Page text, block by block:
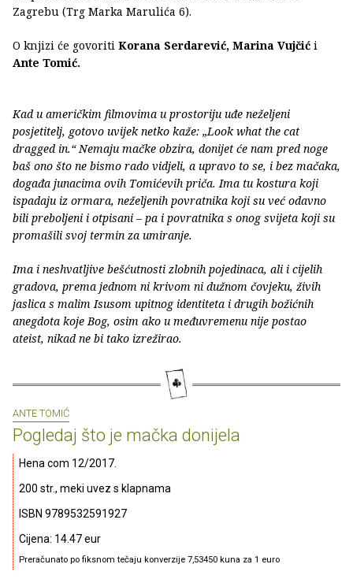
Zagrebu (Trg Marka Marulića 6).
O knjizi će govoriti Korana Serdarević, Marina Vujčić i
Ante Tomić.
Kad u američkim filmovima u prostoriju uđe neželjeni
posjetitelj, gotovo uvijek netko kaže: „Look what the cat
dragged in.“ Nemaju mačke obzira, donijet će nam pred noge
baš ono što ne bismo rado vidjeli, a upravo to se, i bez mačaka,
događa junacima ovih Tomićevih priča. Ima tu kostura koji
ispadaju iz ormara, neželjenih povratnika koji su već odavno
bili preboljeni i otpisani – pa i povratnika s onog svijeta koji su
promašili svoj termin za umiranje.
Ima i neshvatljive bešćutnosti zlobnih pojedinaca, ali i cijelih
gradova, prema jednom ni krivom ni dužnom čovjeku, živih
jaslica s malim Isusom upitnog identiteta i drugih božićnih
anegdota koje Bog, osim ako u međuvremenu nije postao
ateist, nikad ne bi tako izrežirao.
ANTE TOMIĆ
Pogledaj što je mačka donijela
Hena com 12/2017.
200 str., meki uvez s klapnama
ISBN 9789532591927
Cijena: 14.47 eur
Preračunato po fiksnom tečaju konverzije 7,53450 kuna za 1 euro